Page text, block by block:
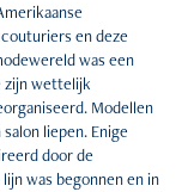
en deze
was een
zijn wettelijk
Modellen
liepen. Enige
door de
was begonnen en in